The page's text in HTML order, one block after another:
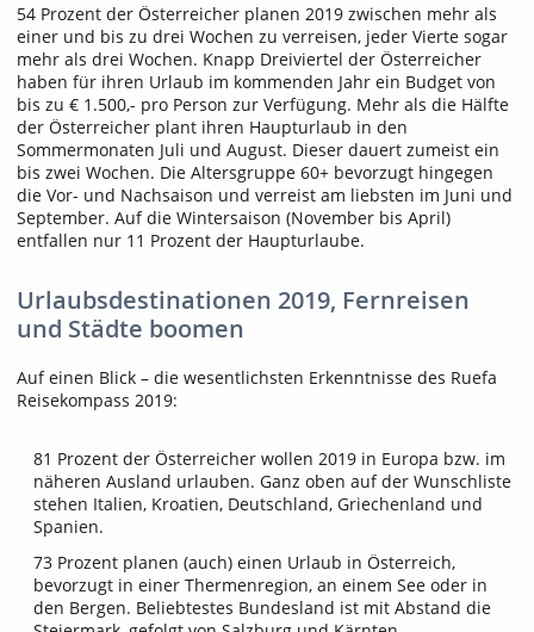
54 Prozent der Österreicher planen 2019 zwischen mehr als
einer und bis zu drei Wochen zu verreisen, jeder Vierte sogar
mehr als drei Wochen. Knapp Dreiviertel der Österreicher
haben für ihren Urlaub im kommenden Jahr ein Budget von
bis zu € 1.500,- pro Person zur Verfügung. Mehr als die Hälfte
der Österreicher plant ihren Haupturlaub in den
Sommermonaten Juli und August. Dieser dauert zumeist ein
bis zwei Wochen. Die Altersgruppe 60+ bevorzugt hingegen
die Vor- und Nachsaison und verreist am liebsten im Juni und
September. Auf die Wintersaison (November bis April)
entfallen nur 11 Prozent der Haupturlaube.
Urlaubsdestinationen 2019, Fernreisen
und Städte boomen
Auf einen Blick – die wesentlichsten Erkenntnisse des Ruefa
Reisekompass 2019:
81 Prozent der Österreicher wollen 2019 in Europa bzw. im
näheren Ausland urlauben. Ganz oben auf der Wunschliste
stehen Italien, Kroatien, Deutschland, Griechenland und
Spanien.
73 Prozent planen (auch) einen Urlaub in Österreich,
bevorzugt in einer Thermenregion, an einem See oder in
den Bergen. Beliebtestes Bundesland ist mit Abstand die